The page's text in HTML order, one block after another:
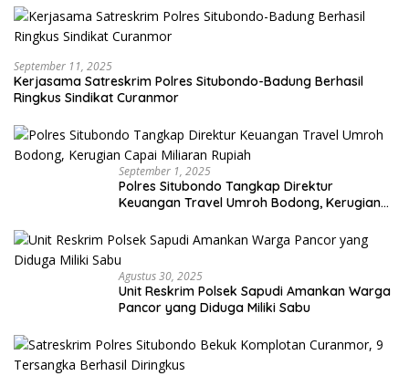
September 11, 2025
Kerjasama Satreskrim Polres Situbondo-Badung Berhasil
Ringkus Sindikat Curanmor
September 1, 2025
Polres Situbondo Tangkap Direktur
Keuangan Travel Umroh Bodong, Kerugian
Agustus 30, 2025
Unit Reskrim Polsek Sapudi Amankan Warga
Pancor yang Diduga Miliki Sabu